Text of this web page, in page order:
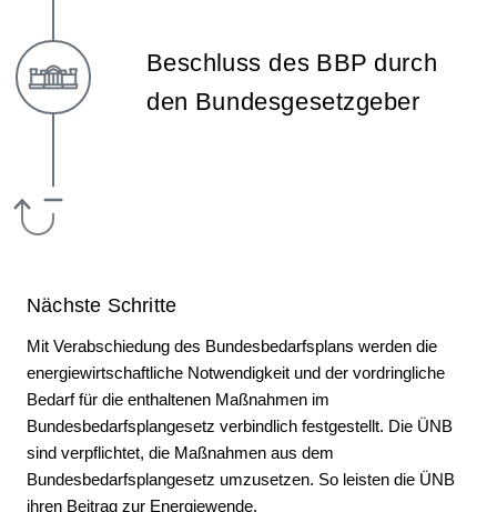
Beschluss des BBP durch
den Bundesgesetzgeber
Nächste Schritte
Mit Verabschiedung des Bundesbedarfsplans werden die
energiewirtschaftliche Notwendigkeit und der vordringliche
Bedarf für die enthaltenen Maßnahmen im
Bundesbedarfsplangesetz verbindlich festgestellt. Die ÜNB
sind verpflichtet, die Maßnahmen aus dem
Bundesbedarfsplangesetz umzusetzen. So leisten die ÜNB
ihren Beitrag zur Energiewende.